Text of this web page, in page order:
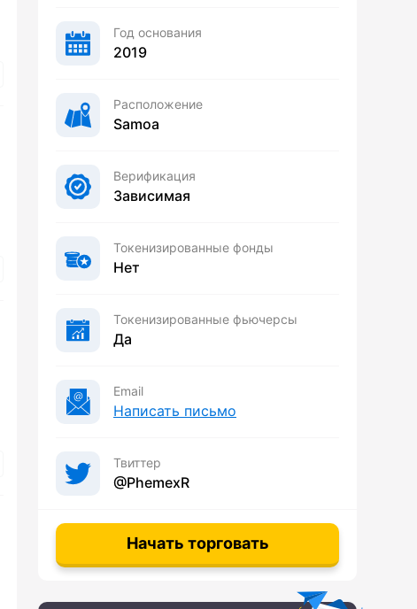
Год основания
2019
Расположение
Samoa
Верификация
Зависимая
Токенизированные фонды
Нет
Токенизированные фьючерсы
Да
Email
Написать письмо
Твиттер
@PhemexR
Начать торговать